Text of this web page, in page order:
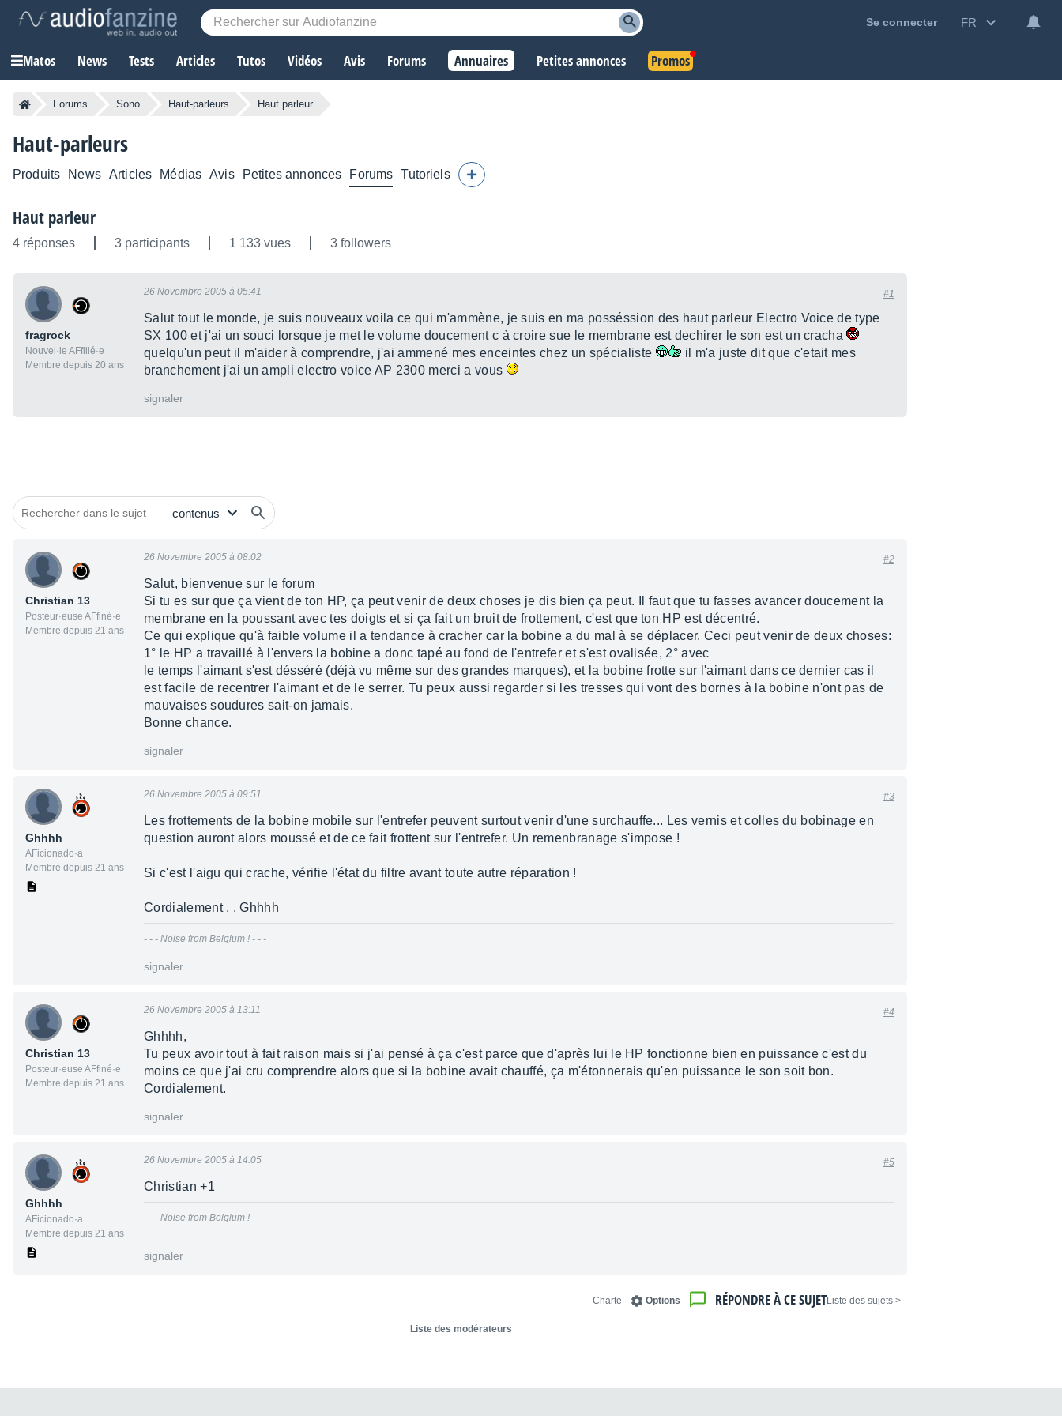
Se connecter FR
Matos News Tests Articles Tutos Vidéos Avis Forums Annuaires Petites annonces Promos
Forums Sono Haut-parleurs Haut parleur
Haut-parleurs
Produits News Articles Médias Avis Petites annonces Forums Tutoriels
Haut parleur
4 réponses 3 participants 1 133 vues 3 followers
fragrock
Nouvel·le AFfilié·e
Membre depuis 20 ans
26 Novembre 2005 à 05:41 #1
Salut tout le monde, je suis nouveaux voila ce qui m'ammène, je suis en ma posséssion des haut parleur Electro Voice de type
SX 100 et j'ai un souci lorsque je met le volume doucement c à croire sue le membrane est dechirer le son est un cracha
quelqu'un peut il m'aider à comprendre, j'ai ammené mes enceintes chez un spécialiste
il m'a juste dit que c'etait mes
branchement j'ai un ampli electro voice AP 2300 merci a vous
signaler
Christian 13
Posteur·euse AFfiné·e
Membre depuis 21 ans
26 Novembre 2005 à 08:02 #2
Salut, bienvenue sur le forum
Si tu es sur que ça vient de ton HP, ça peut venir de deux choses je dis bien ça peut. Il faut que tu fasses avancer doucement la
membrane en la poussant avec tes doigts et si ça fait un bruit de frottement, c'est que ton HP est décentré.
Ce qui explique qu'à faible volume il a tendance à cracher car la bobine a du mal à se déplacer. Ceci peut venir de deux choses:
1° le HP a travaillé à l'envers la bobine a donc tapé au fond de l'entrefer et s'est ovalisée, 2° avec
le temps l'aimant s'est désséré (déjà vu même sur des grandes marques), et la bobine frotte sur l'aimant dans ce dernier cas il
est facile de recentrer l'aimant et de le serrer. Tu peux aussi regarder si les tresses qui vont des bornes à la bobine n'ont pas de
mauvaises soudures sait-on jamais.
Bonne chance.
signaler
Ghhhh
AFicionado·a
Membre depuis 21 ans
26 Novembre 2005 à 09:51 #3
Les frottements de la bobine mobile sur l'entrefer peuvent surtout venir d'une surchauffe... Les vernis et colles du bobinage en
question auront alors moussé et de ce fait frottent sur l'entrefer. Un remenbranage s'impose !
Si c'est l'aigu qui crache, vérifie l'état du filtre avant toute autre réparation !
Cordialement , . Ghhhh
- - - Noise from Belgium ! - - -
signaler
Christian 13
Posteur·euse AFfiné·e
Membre depuis 21 ans
26 Novembre 2005 à 13:11 #4
Ghhhh,
Tu peux avoir tout à fait raison mais si j'ai pensé à ça c'est parce que d'après lui le HP fonctionne bien en puissance c'est du
moins ce que j'ai cru comprendre alors que si la bobine avait chauffé, ça m'étonnerais qu'en puissance le son soit bon.
Cordialement.
signaler
Ghhhh
AFicionado·a
Membre depuis 21 ans
26 Novembre 2005 à 14:05 #5
Christian +1
- - - Noise from Belgium ! - - -
signaler
< Liste des sujets
RÉPONDRE À CE SUJET
Options
Charte
Liste des modérateurs